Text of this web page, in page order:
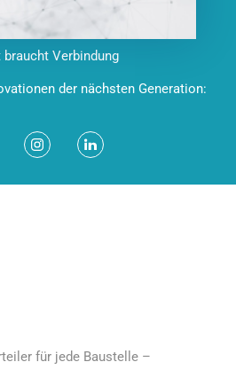
Verbindung
der nächsten Generation:
für jede Baustelle –